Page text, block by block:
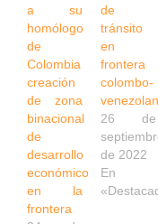
a su
homólogo
de
Colombia
creación
de zona
binacional
de
desarrollo
económico
en la
frontera
de
tránsito
en
frontera
colombo-
26 de
de 2022
En